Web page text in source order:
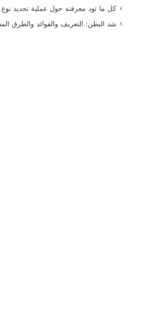
كل ما تود معرفته حول عملية تحديد نوع
شد البطن: التعريف والفوائد والطرق